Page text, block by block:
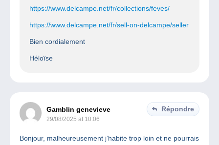
https://www.delcampe.net/fr/collections/feves/
https://www.delcampe.net/fr/sell-on-delcampe/seller
Bien cordialement
Héloïse
Gamblin genevieve
29/08/2025 at 10:06
Répondre
Bonjour, malheureusement j’habite trop loin et ne pourrais